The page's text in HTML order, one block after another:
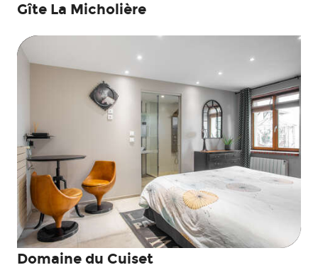
Gîte La Micholière
Domaine du Cuiset